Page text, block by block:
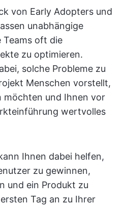
von Early Adopters und
unabhängige
Teams oft die
zu optimieren.
solche Probleme zu
Menschen vorstellt,
möchten und Ihnen vor
wertvolles
Ihnen dabei helfen,
zu gewinnen,
und ein Produkt zu
Tag an zu Ihrer